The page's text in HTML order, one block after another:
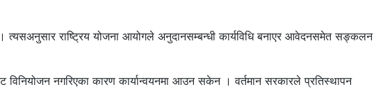
त्यसअनुसार राष्ट्रिय योजना आयोगले अनुदानसम्बन्धी कार्यविधि बनाएर आवेदनसमेत सङ्कलन
नगरिएका कारण कार्यान्वयनमा आउन सकेन । वर्तमान सरकारले प्रतिस्थापन